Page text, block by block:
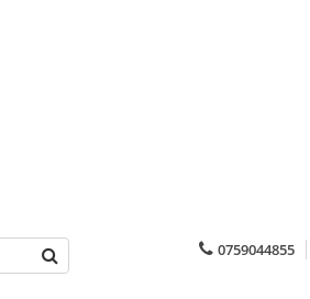
0759044855